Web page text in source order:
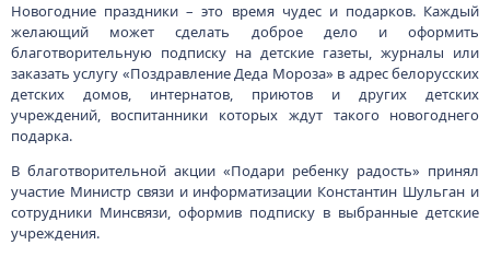
Новогодние праздники – это время чудес и подарков. Каждый
желающий может сделать доброе дело и оформить
благотворительную подписку на детские газеты, журналы или
заказать услугу «Поздравление Деда Мороза» в адрес белорусских
детских домов, интернатов, приютов и других детских
учреждений, воспитанники которых ждут такого новогоднего
подарка.
В благотворительной акции «Подари ребенку радость» принял
участие Министр связи и информатизации Константин Шульган и
сотрудники Минсвязи, оформив подписку в выбранные детские
учреждения.